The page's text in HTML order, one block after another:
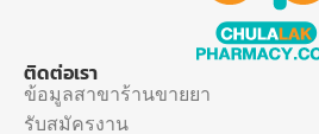
ติดต่อเรา
ข้อมูลสาขาร้านขายยา
รับสมัครงาน